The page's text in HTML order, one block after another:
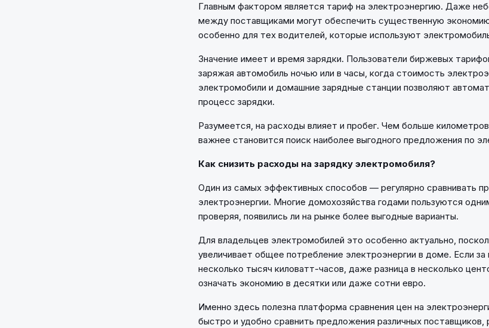
Главным фактором является тариф на электроэнергию. Даже
между поставщиками могут обеспечить существенную
особенно для тех водителей, которые используют
Значение имеет и время зарядки. Пользователи биржевых
заряжая автомобиль ночью или в часы, когда стоимость
электромобили и домашние зарядные станции позволяют
процесс зарядки.
Разумеется, на расходы влияет и пробег. Чем больше
важнее становится поиск наиболее выгодного предложения по
Как снизить расходы на зарядку электромобиля?
Один из самых эффективных способов — регулярно сравнивать
электроэнергии. Многие домохозяйства годами пользуются
проверяя, появились ли на рынке более выгодные варианты.
Для владельцев электромобилей это особенно актуально,
увеличивает общее потребление электроэнергии в доме. Если за
несколько тысяч киловатт-часов, даже разница в несколько
означать экономию в десятки или даже сотни евро.
Именно здесь полезна платформа сравнения цен на
быстро и удобно сравнить предложения различных